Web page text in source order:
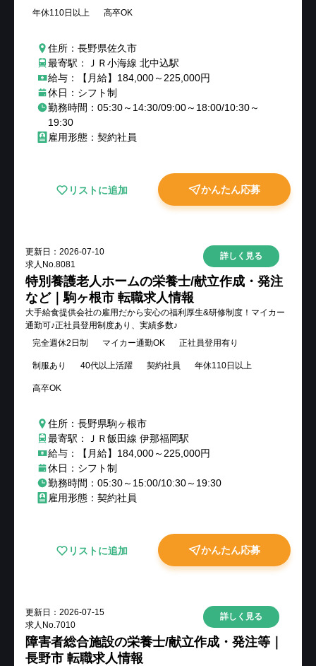
年休110日以上 高卒OK
住所：長野県佐久市
最寄駅：ＪＲ小海線 北中込駅
給与：【月給】184,000～225,000円
休日：シフト制
勤務時間：05:30～14:30/09:00～18:00/10:30～
19:30
雇用形態：契約社員
リストに追加 かんたん応募
更新日： 2026-07-10
求人No.8081
詳しく見る
特別養護老人ホームの栄養士/献立作成・発注
など｜駒ヶ根市 転職求人情報
大手給食提供会社の雇用だから安心の福利厚生&研修制度！マイカー
通勤可♪正社員登用制度あり、実績多数♪
完全週休2日制
マイカー通勤OK 正社員登用有り
制服あり 40代以上活躍 契約社員 年休110日以上
高卒OK
住所：長野県駒ヶ根市
最寄駅：ＪＲ飯田線 伊那福岡駅
給与：【月給】184,000～225,000円
休日：シフト制
勤務時間：05:30～15:00/10:30～19:30
雇用形態：契約社員
リストに追加 かんたん応募
更新日： 2026-07-15
求人No.7010
詳しく見る
障害者総合施設の栄養士/献立作成・発注等｜
長野市 転職求人情報